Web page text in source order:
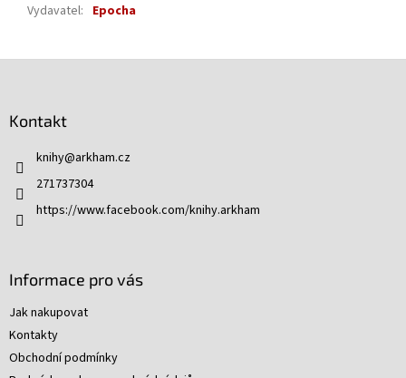
Vydavatel: Epocha
Kontakt
knihy@arkham.cz
271737304
https://www.facebook.com/knihy.arkham
Informace pro vás
Jak nakupovat
Kontakty
Obchodní podmínky